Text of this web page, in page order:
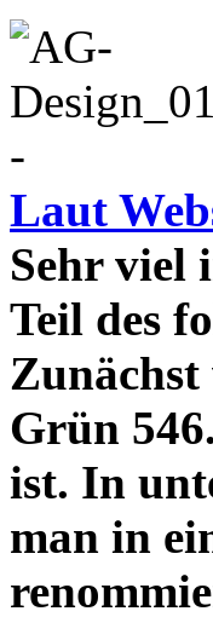
-
Laut
Sehr viel
Teil des
Grün
ist. In
man in